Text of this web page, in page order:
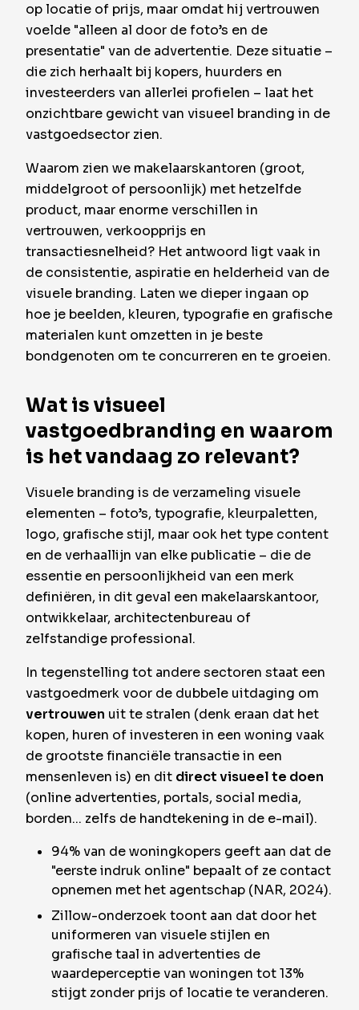
op locatie of prijs, maar omdat hij vertrouwen
voelde "alleen al door de foto’s en de
presentatie" van de advertentie. Deze situatie –
die zich herhaalt bij kopers, huurders en
investeerders van allerlei profielen – laat het
onzichtbare gewicht van visueel branding in de
vastgoedsector zien.
Waarom zien we makelaarskantoren (groot,
middelgroot of persoonlijk) met hetzelfde
product, maar enorme verschillen in
vertrouwen, verkoopprijs en
transactiesnelheid? Het antwoord ligt vaak in
de consistentie, aspiratie en helderheid van de
visuele branding. Laten we dieper ingaan op
hoe je beelden, kleuren, typografie en grafische
materialen kunt omzetten in je beste
bondgenoten om te concurreren en te groeien.
Wat is visueel
vastgoedbranding en waarom
is het vandaag zo relevant?
Visuele branding is de verzameling visuele
elementen – foto’s, typografie, kleurpaletten,
logo, grafische stijl, maar ook het type content
en de verhaallijn van elke publicatie – die de
essentie en persoonlijkheid van een merk
definiëren, in dit geval een makelaarskantoor,
ontwikkelaar, architectenbureau of
zelfstandige professional.
In tegenstelling tot andere sectoren staat een
vastgoedmerk voor de dubbele uitdaging om
vertrouwen uit te stralen (denk eraan dat het
kopen, huren of investeren in een woning vaak
de grootste financiële transactie in een
mensenleven is) en dit direct visueel te doen
(online advertenties, portals, social media,
borden... zelfs de handtekening in de e-mail).
94% van de woningkopers geeft aan dat de
"eerste indruk online" bepaalt of ze contact
opnemen met het agentschap (NAR, 2024).
Zillow-onderzoek toont aan dat door het
uniformeren van visuele stijlen en
grafische taal in advertenties de
waardeperceptie van woningen tot 13%
stijgt zonder prijs of locatie te veranderen.